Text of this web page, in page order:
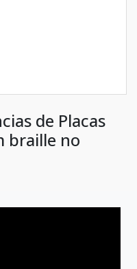
de Placas
braille no